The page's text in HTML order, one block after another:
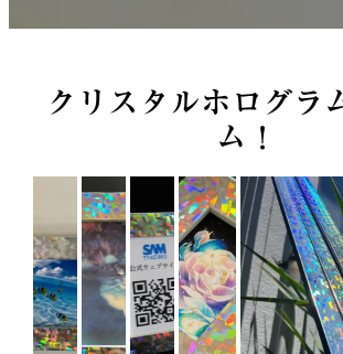
クリスタルホログラ
ム！